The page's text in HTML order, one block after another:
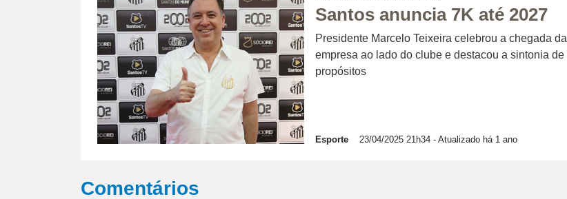
Santos anuncia 7K até 2027
Presidente Marcelo Teixeira celebrou a chegada da
empresa ao lado do clube e destacou a sintonia de
propósitos
Esporte 23/04/2025 21h34 - Atualizado há 1 ano
Comentários